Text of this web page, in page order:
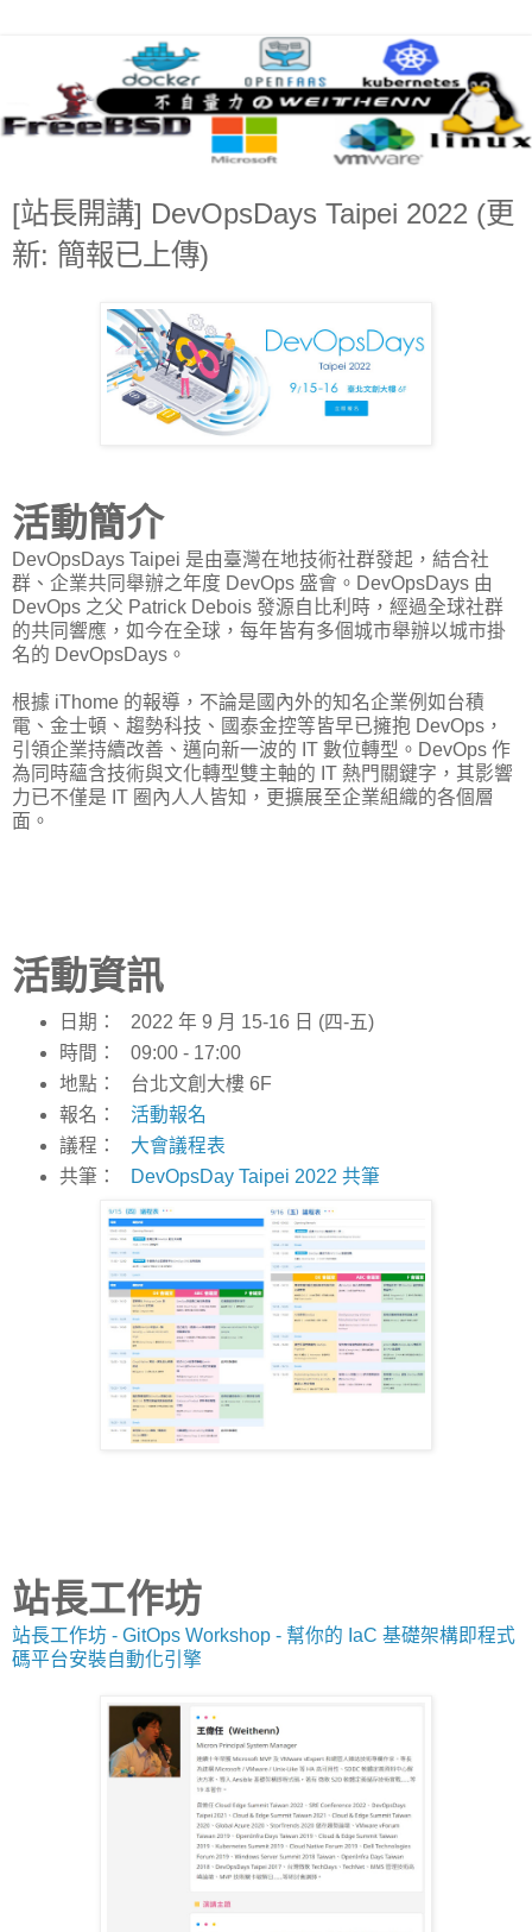
[站長開講] DevOpsDays Taipei 2022 (更
新: 簡報已上傳)
活動簡介
DevOpsDays Taipei 是由臺灣在地技術社群發起，結合社
群、企業共同舉辦之年度 DevOps 盛會。DevOpsDays 由
DevOps 之父 Patrick Debois 發源自比利時，經過全球社群
的共同響應，如今在全球，每年皆有多個城市舉辦以城市掛
名的 DevOpsDays。
根據 iThome 的報導，不論是國內外的知名企業例如台積
電、金士頓、趨勢科技、國泰金控等皆早已擁抱 DevOps，
引領企業持續改善、邁向新一波的 IT 數位轉型。DevOps 作
為同時蘊含技術與文化轉型雙主軸的 IT 熱門關鍵字，其影響
力已不僅是 IT 圈內人人皆知，更擴展至企業組織的各個層
面。
活動資訊
日期： 2022 年 9 月 15-16 日 (四-五)
時間： 09:00 - 17:00
地點： 台北文創大樓 6F
報名： 活動報名
議程： 大會議程表
共筆：
DevOpsDay Taipei 2022 共筆
站長工作坊
站長工作坊 - GitOps Workshop - 幫你的 IaC 基礎架構即程式
碼平台安裝自動化引擎